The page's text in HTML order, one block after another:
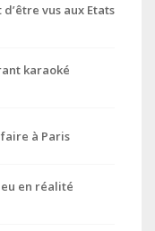
vus aux Etats
karaoké
à Paris
en réalité